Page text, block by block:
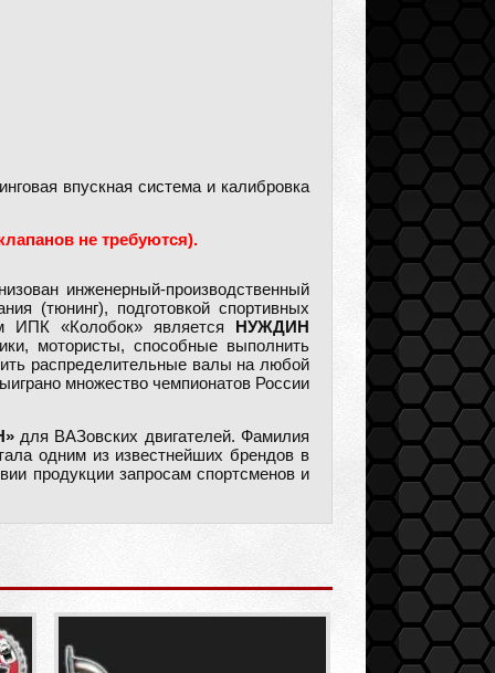
впускная система и калибровка
не требуются).
инженерный-производственный
(тюнинг), подготовкой спортивных
ИПК «Колобок» является
НУЖДИН
мотористы, способные выполнить
распределительные валы на любой
множество чемпионатов России
для ВАЗовских двигателей. Фамилия
одним из известнейших брендов в
продукции запросам спортсменов и